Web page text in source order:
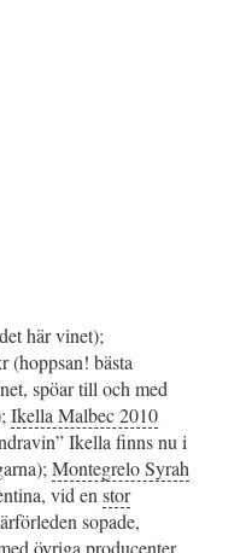
här vinet);
(hoppsan! bästa
spöar till och med
Ikella Malbec 2010
Ikella finns nu i
Montegrelo Syrah
vid en stor
sopade,
övriga producenter